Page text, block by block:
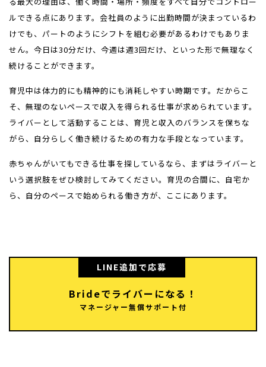
ルできる点にあります。会社員のように出勤時間が決まっているわ
けでも、パートのようにシフトを組む必要があるわけでもありま
せん。今日は30分だけ、今週は週3回だけ、といった形で無理なく
続けることができます。
育児中は体力的にも精神的にも消耗しやすい時期です。だからこ
そ、無理のないペースで収入を得られる仕事が求められています。
ライバーとして活動することは、育児と収入のバランスを保ちな
がら、自分らしく働き続けるための有力な手段となっています。
赤ちゃんがいてもできる仕事を探しているなら、まずはライバーと
いう選択肢をぜひ検討してみてください。育児の合間に、自宅か
ら、自分のペースで始められる働き方が、ここにあります。
LINE追加で応募
Brideでライバーになる！
マネージャー無償サポート付